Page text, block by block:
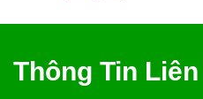
Thông Tin